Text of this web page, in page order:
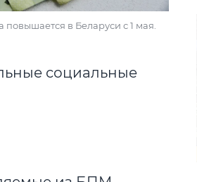
в Беларуси с 1 мая.
социальные